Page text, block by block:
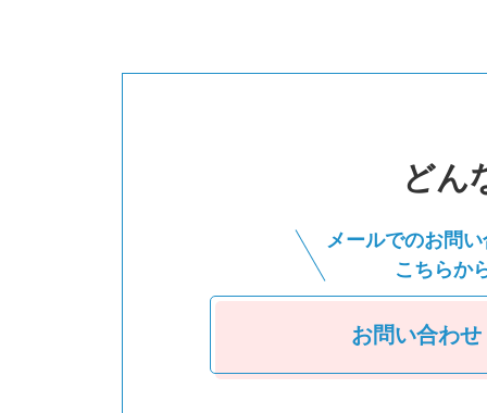
どん
メールでのお問
こちらか
お問い合わせ